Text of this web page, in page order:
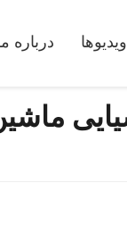
ویدیوها درباره